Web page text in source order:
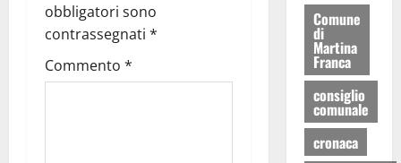
obbligatori sono
contrassegnati *
Commento *
Comune
di
Martina
Franca
consiglio
comunale
cronaca